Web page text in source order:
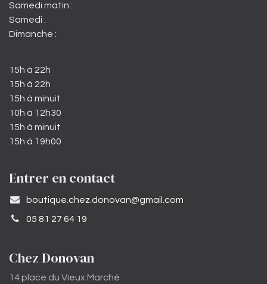
Samedi matin :
Samedi :
Dimanche :
15h à 22h
15h à 22h
15h à minuit
10h à 12h30
15h à minuit
15h à 19h00
Entrer en contact
​boutique.chez.donovan@gmail.com​
05 81 27 64 19
Chez Donovan
14 place du Vieux Marché